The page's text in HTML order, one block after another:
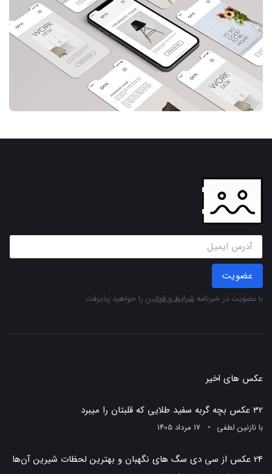
عضویت
با عضویت در خبرنامه شرایط و قوانین را خواهید پذیرفت.
عکس های اخیر
32 عکس بچه گربه سفید طلایی که قلبتان را میبرد
بانازنین لطفی 17 مرداد 1405
24 عکس از سی دی سگ های نگهبان و بهترین لحظات شیرین آن‌ها